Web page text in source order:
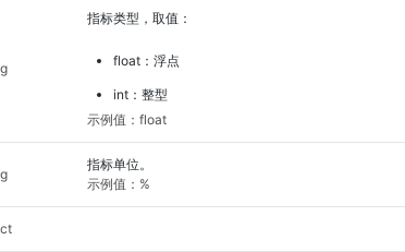
指标类型，取值：
float：浮点
int：整型
示例值：float
指标单位。
示例值：%